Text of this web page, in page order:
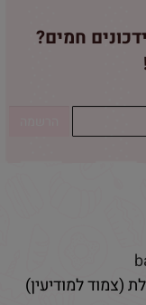
חמים?
(צמוד למודיעין)